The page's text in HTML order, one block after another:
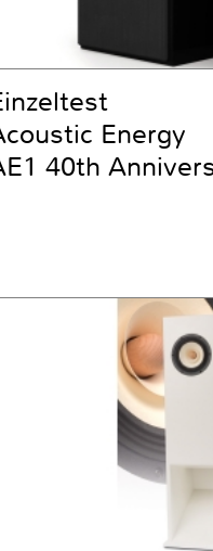
Energy
40th